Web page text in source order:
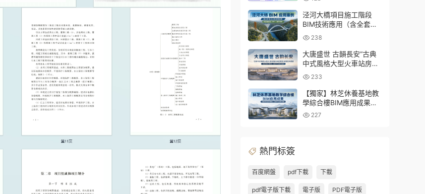
施工實戰資料
泾河大橋項目施工階段
BIM技術應用（含全套
BIM模型、彙報PPT及演
示視頻）
238
大唐盛世 古韻長安”古典
中式風格大型火車站房
BIM應用及關鍵技術研發
（含全套BIM模型、彙報
PPT及演示視頻）
233
【獨家】林芝休養基地教
學綜合樓BIM應用成果
（全套資料含BIM模型、
227
熱門标簽
百度網盤 pdf下載 下載
pdf電子版下載 電子版 PDF電子版